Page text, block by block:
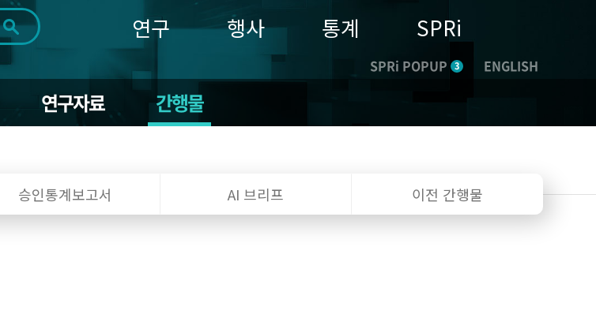
3개월 1년
연구 행사 통계 SPRi
SPRi POPUP 3 ENGLISH
연구자료 간행물
승인통계보고서 AI 브리프 이전 간행물